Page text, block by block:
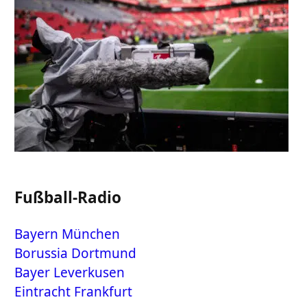
Fußball-Radio
Bayern München
Borussia Dortmund
Bayer Leverkusen
Eintracht Frankfurt